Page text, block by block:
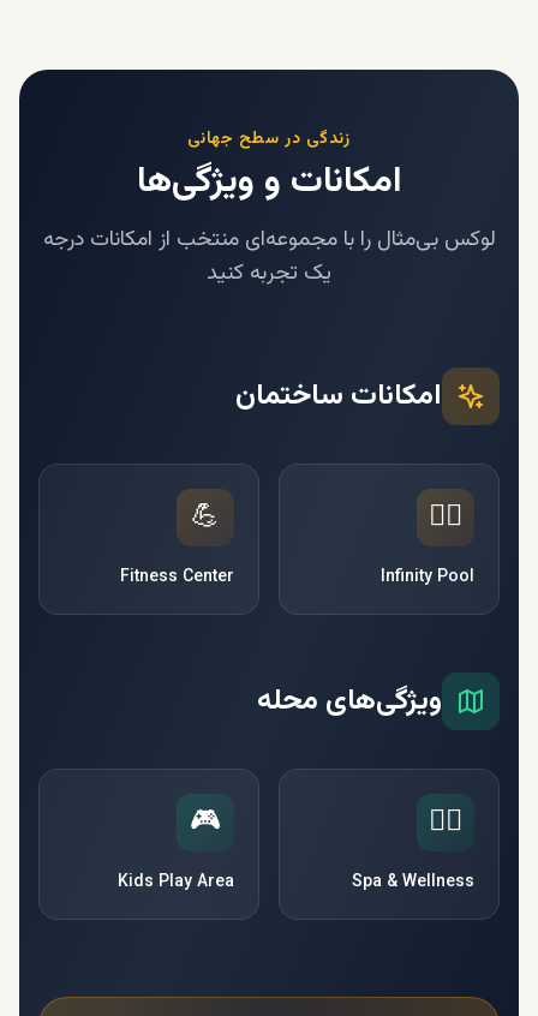
زندگی در سطح جهانی
امکانات و ویژگی‌ها
لوکس بی‌مثال را با مجموعه‌ای منتخب از امکانات درجه
یک تجربه کنید
امکانات ساختمان
🏊‍♂️
Infinity Pool
💪
Fitness Center
ویژگی‌های محله
🧘‍♀️
Spa & Wellness
🎮
Kids Play Area